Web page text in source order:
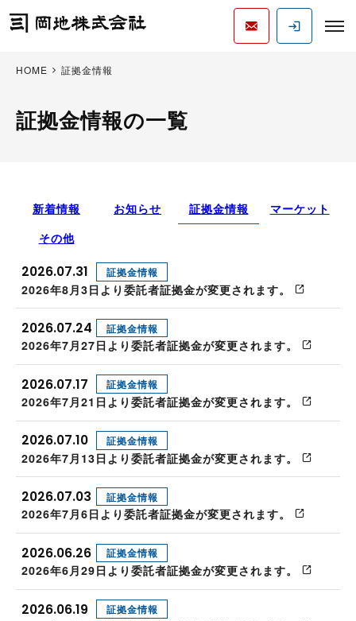
HOME 証拠金情報
証拠金情報の一覧
新着情報 お知らせ 証拠金情報
マーケット
その他
2026.07.31 証拠金情報
2026年8月3日より委託者証拠金が変更されます。
2026.07.24 証拠金情報
2026年7月27日より委託者証拠金が変更されます。
2026.07.17 証拠金情報
2026年7月21日より委託者証拠金が変更されます。
2026.07.10 証拠金情報
2026年7月13日より委託者証拠金が変更されます。
2026.07.03 証拠金情報
2026年7月6日より委託者証拠金が変更されます。
2026.06.26 証拠金情報
2026年6月29日より委託者証拠金が変更されます。
2026.06.19 証拠金情報